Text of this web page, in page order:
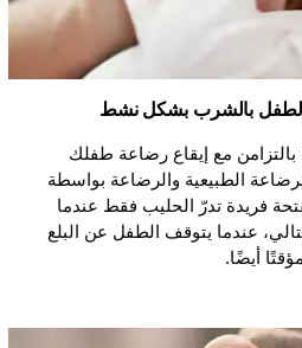
الطفل بالشرب بشكل نشط
تعمل حلمة Natural Response بالتزامن مع إيقاع رضاعة طفلك
الطبيعية والرضاعة بواسطة
فريدة تدرّ الحليب فقط عندما
عندما يتوقف الطفل عن البلع
أيضًا.